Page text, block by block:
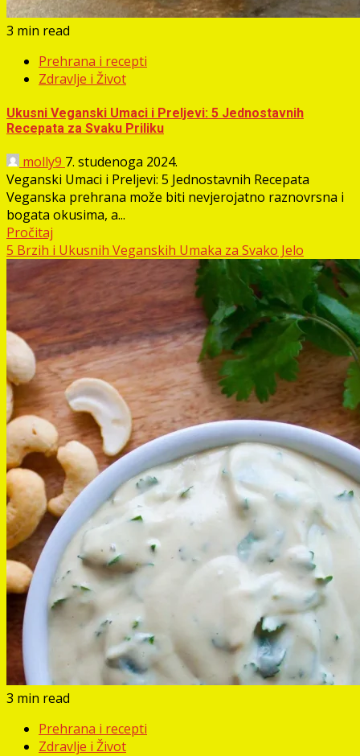
3 min read
Prehrana i recepti
Zdravlje i Život
Ukusni Veganski Umaci i Preljevi: 5 Jednostavnih
Recepata za Svaku Priliku
molly9 7. studenoga 2024.
Veganski Umaci i Preljevi: 5 Jednostavnih Recepata
Veganska prehrana može biti nevjerojatno raznovrsna i
bogata okusima, a...
Pročitaj
5 Brzih i Ukusnih Veganskih Umaka za Svako Jelo
3 min read
Prehrana i recepti
Zdravlje i Život